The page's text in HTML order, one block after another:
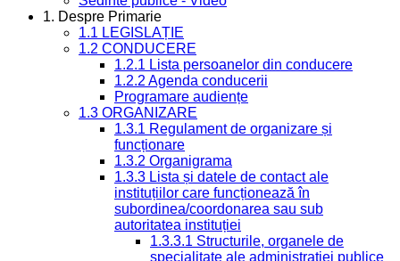
1. Despre Primarie
1.1 LEGISLAȚIE
1.2 CONDUCERE
1.2.1 Lista persoanelor din conducere
1.2.2 Agenda conducerii
Programare audiențe
1.3 ORGANIZARE
1.3.1 Regulament de organizare și
funcționare
1.3.2 Organigrama
1.3.3 Lista și datele de contact ale
instituțiilor care funcționează în
subordinea/coordonarea sau sub
autoritatea instituției
1.3.3.1 Structurile, organele de
specialitate ale administrației publice